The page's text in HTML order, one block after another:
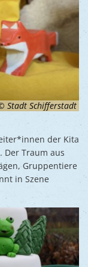
Stadt Schifferstadt
der Kita
Der Traum aus
Gruppentiere
in Szene